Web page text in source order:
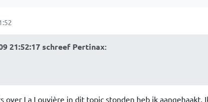
21:52:17 schreef Pertinax:
over La Louvière in dit topic stonden heb ik aangehaakt.